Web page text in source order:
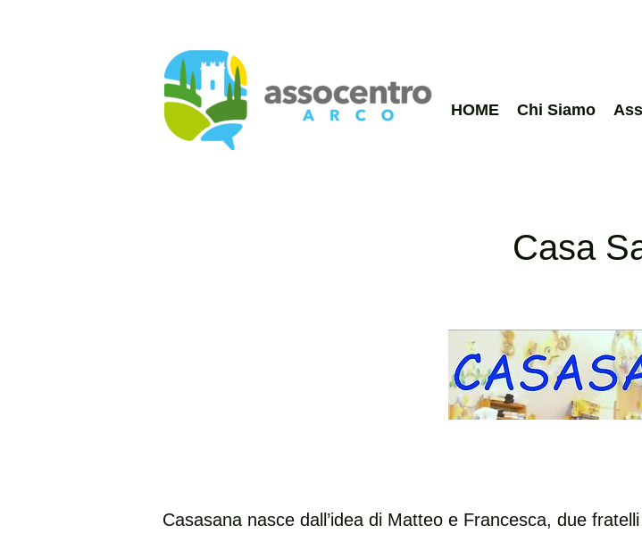
HOME Chi Siamo
Casa
Casasana nasce dall’idea di Matteo e Francesca, due